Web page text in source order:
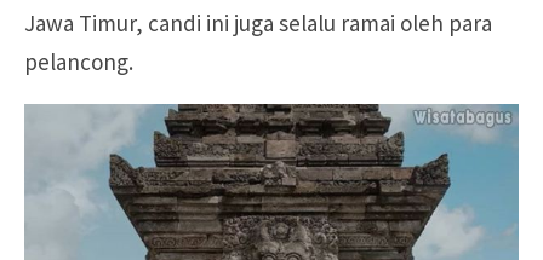
Jawa Timur, candi ini juga selalu ramai oleh para
pelancong.